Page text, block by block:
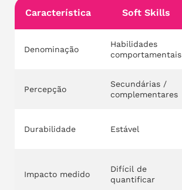
Característica Soft Skills
Denominação
Habilidades
comportamentais
Percepção
Secundárias /
complementares
Durabilidade Estável
Impacto medido
Difícil de
quantificar